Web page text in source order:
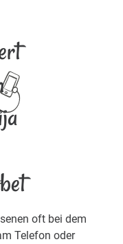
oft bei dem
Telefon oder